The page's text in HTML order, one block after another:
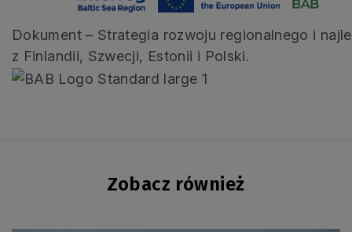
Dokument – Strategia rozwoju regionalnego i
z Finlandii, Szwecji, Estonii i Polski.
Zobacz również